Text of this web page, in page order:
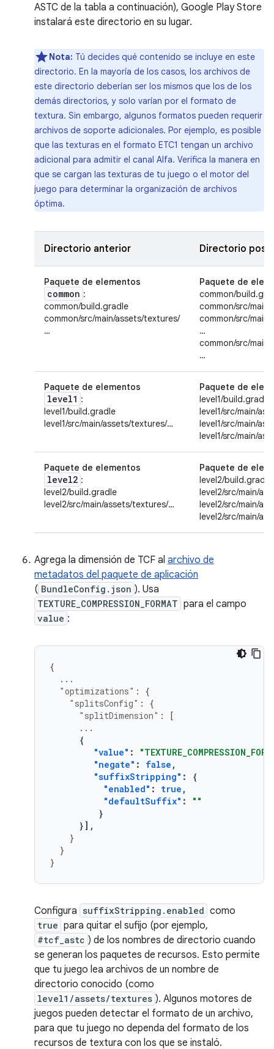
ASTC de la tabla a continuación), Google Play Store
instalará este directorio en su lugar.
Nota: Tú decides qué contenido se incluye en este
directorio. En la mayoría de los casos, los archivos de
este directorio deberían ser los mismos que los de los
demás directorios, y solo varían por el formato de
textura. Sin embargo, algunos formatos pueden requerir
archivos de soporte adicionales. Por ejemplo, es posible
que las texturas en el formato ETC1 tengan un archivo
adicional para admitir el canal Alfa. Verifica la manera en
que se cargan las texturas de tu juego o el motor del
juego para determinar la organización de archivos
óptima.
Directorio anterior Directorio
Paquete de elementos
common :
common/build.gradle
common/src/main/assets/textures/
…
Paquete de
common/
common/src/
common/src/
…
common/src/
…
Paquete de elementos
level1 :
level1/build.gradle
level1/src/main/assets/textures/…
Paquete de
level1/build.gradle
level1/src/main/
level1/src/main/
level1/src/main/
Paquete de elementos
level2 :
level2/build.gradle
level2/src/main/assets/textures/…
Paquete de
level2/build.gradle
level2/src/main/
level2/src/main/
level2/src/main/
Agrega la dimensión de TCF al archivo de
metadatos del paquete de aplicación
( BundleConfig.json ). Usa
TEXTURE_COMPRESSION_FORMAT para el campo
value :
{
...
"optimizations" :
{
"splitsConfig" :
{
"splitDimension" :
[
...
{
"value" :
"negate" : false ,
"suffixStripping" :
{
"enabled" : true ,
"defaultSuffix" :
""
}
}],
}
}
}
Configura suffixStripping.enabled como
true para quitar el sufijo (por ejemplo,
#tcf_astc ) de los nombres de directorio cuando
se generan los paquetes de recursos. Esto permite
que tu juego lea archivos de un nombre de
directorio conocido (como
level1/assets/textures ). Algunos motores de
juegos pueden detectar el formato de un archivo,
para que tu juego no dependa del formato de los
recursos de textura con los que se instaló.